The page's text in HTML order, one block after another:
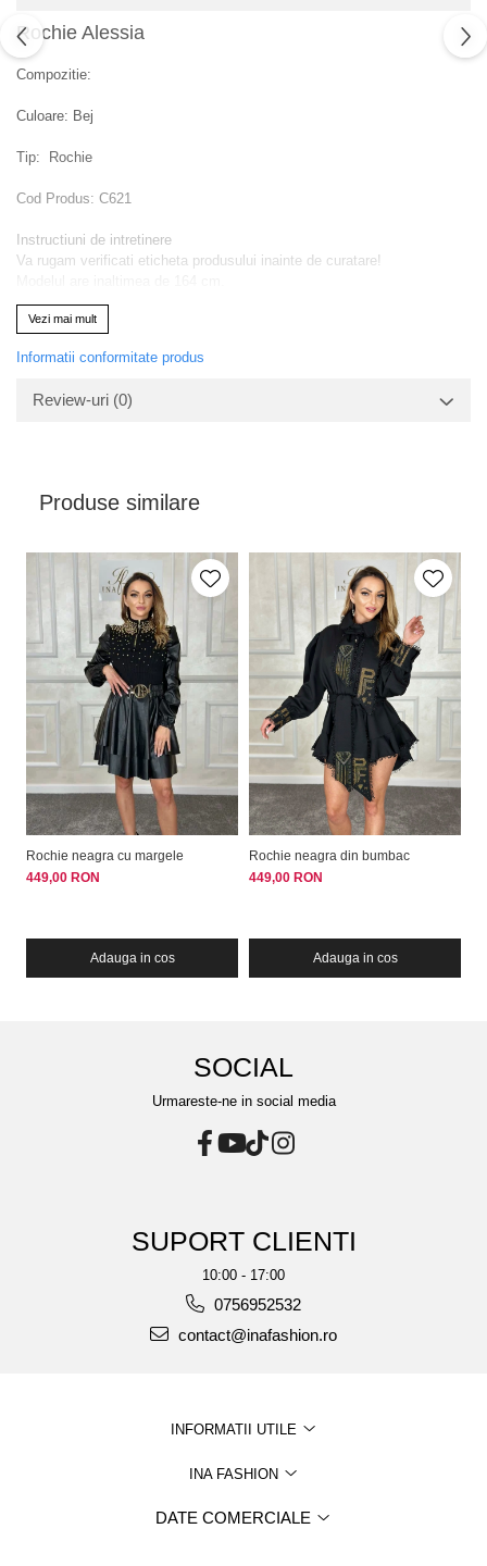
Rochie Alessia
Compozitie:
Culoare: Bej
Tip: Rochie
Cod Produs: C621
Instructiuni de intretinere
Va rugam verificati eticheta produsului inainte de curatare!
Va rugam sa retineti ca o usoara discrepanta de culoare ar trebui sa fie
acceptabila datorita luminii si luminozitatii ecranului
Vezi mai mult
Informatii conformitate produs
Review-uri (0)
Produse similare
Rochie neagra cu margele
449,00 RON
Adauga in cos
Rochie neagra din bumbac
449,00 RON
Adauga in cos
SOCIAL
Urmareste-ne in social media
SUPORT CLIENTI
10:00 - 17:00
0756952532
contact@inafashion.ro
INFORMATII UTILE
INA FASHION
DATE COMERCIALE